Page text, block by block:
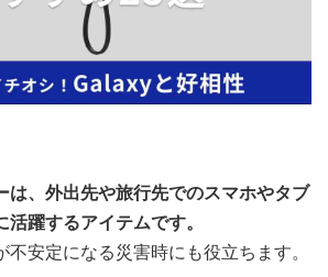
は、外出先や旅行先でのスマホやタブ
躍するアイテムです。
不安定になる災害時にも役立ちます。